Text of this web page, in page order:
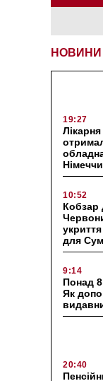
НОВИНИ
19:27
10:52
Кобзар
для
9:14
Понад 8
Як
20:40